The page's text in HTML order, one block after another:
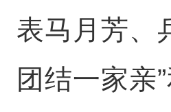
表马月芳、
团结一家亲